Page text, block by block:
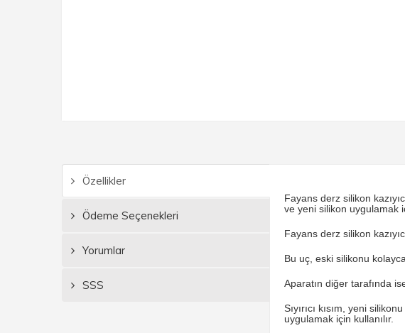
Özellikler
Ödeme Seçenekleri
Yorumlar
SSS
Fayans derz silikon
ve yeni silikon uygulamak
Fayans derz silikon
Bu uç, eski silikonu
Aparatın diğer tarafında
Sıyırıcı kısım, yeni
uygulamak için kullanılır.